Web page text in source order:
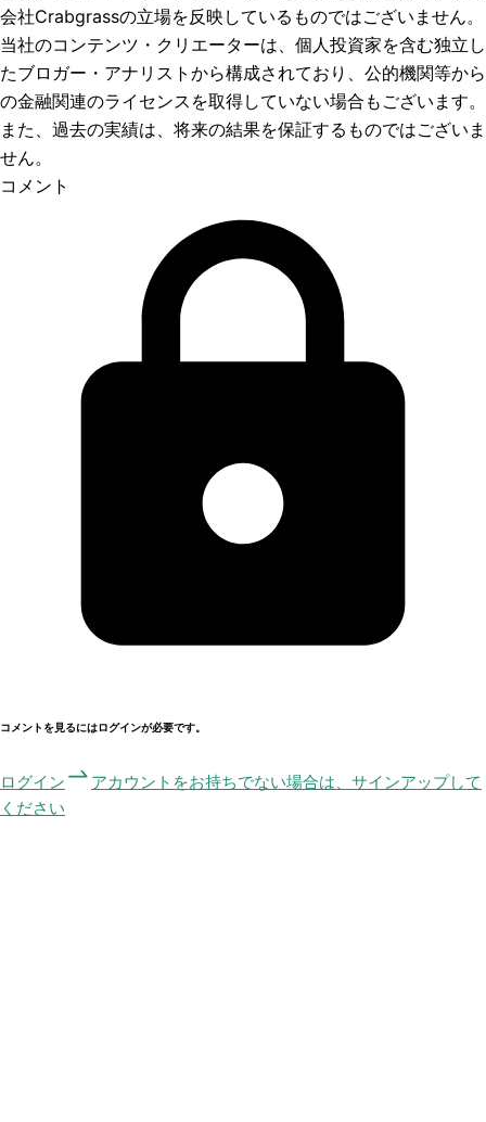
会社Crabgrassの立場を反映しているものではございません。
当社のコンテンツ・クリエーターは、個人投資家を含む独立し
たブロガー・アナリストから構成されており、公的機関等から
の金融関連のライセンスを取得していない場合もございます。
また、過去の実績は、将来の結果を保証するものではございま
せん。
コメント
コメントを見るにはログインが必要です。
ログイン
アカウントをお持ちでない場合は、サインアップして
ください